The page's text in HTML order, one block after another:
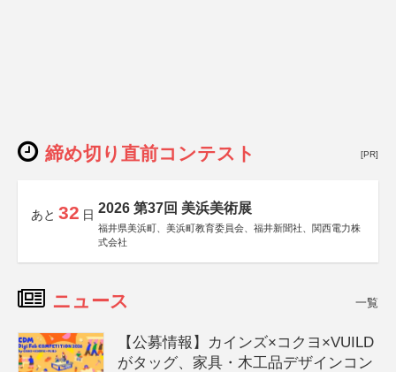
締め切り直前コンテスト [PR]
あと 32 日 2026 第37回 美浜美術展
福井県美浜町、美浜町教育委員会、福井新聞社、関西電力株
式会社
ニュース 一覧
【公募情報】カインズ×コクヨ×VUILD
がタッグ、家具・木工品デザインコン